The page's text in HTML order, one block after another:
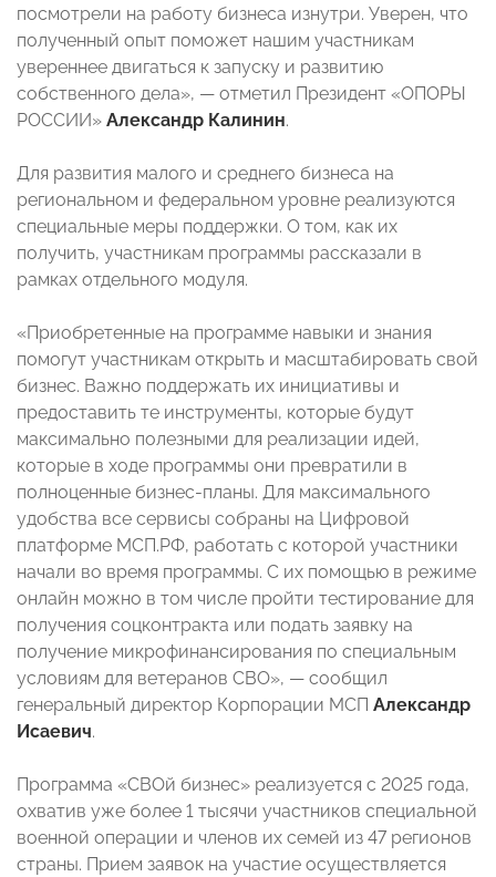
посмотрели на работу бизнеса изнутри. Уверен, что
полученный опыт поможет нашим участникам
увереннее двигаться к запуску и развитию
собственного дела», — отметил Президент «ОПОРЫ
РОССИИ» Александр Калинин.
Для развития малого и среднего бизнеса на
региональном и федеральном уровне реализуются
специальные меры поддержки. О том, как их
получить, участникам программы рассказали в
рамках отдельного модуля.
«Приобретенные на программе навыки и знания
помогут участникам открыть и масштабировать свой
бизнес. Важно поддержать их инициативы и
предоставить те инструменты, которые будут
максимально полезными для реализации идей,
которые в ходе программы они превратили в
полноценные бизнес-планы. Для максимального
удобства все сервисы собраны на Цифровой
платформе МСП.РФ, работать с которой участники
начали во время программы. С их помощью в режиме
онлайн можно в том числе пройти тестирование для
получения соцконтракта или подать заявку на
получение микрофинансирования по специальным
условиям для ветеранов СВО», — сообщил
генеральный директор Корпорации МСП Александр
Исаевич.
Программа «СВОй бизнес» реализуется с 2025 года,
охватив уже более 1 тысячи участников специальной
военной операции и членов их семей из 47 регионов
страны. Прием заявок на участие осуществляется